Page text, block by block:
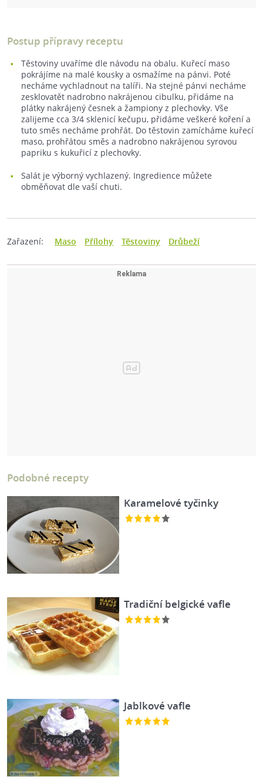
Postup přípravy receptu
Těstoviny uvaříme dle návodu na obalu. Kuřecí maso
pokrájíme na malé kousky a osmažíme na pánvi. Poté
necháme vychladnout na talíři. Na stejné pánvi necháme
zesklovatět nadrobno nakrájenou cibulku, přidáme na
plátky nakrájený česnek a žampiony z plechovky. Vše
zalijeme cca 3/4 sklenicí kečupu, přidáme veškeré koření a
tuto směs necháme prohřát. Do těstovin zamícháme kuřecí
maso, prohřátou směs a nadrobno nakrájenou syrovou
papriku s kukuřicí z plechovky.
Salát je výborný vychlazený. Ingredience můžete
obměňovat dle vaší chuti.
Zařazení: Maso Přílohy Těstoviny Drůbeží
Podobné recepty
Karamelové tyčinky
Tradiční belgické vafle
Jablkové vafle